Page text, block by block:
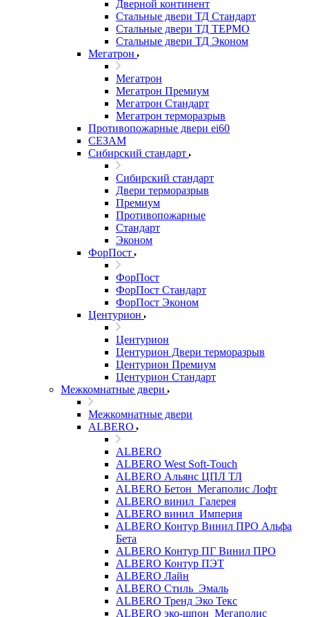
Дверной континент
Стальные двери ТД Стандарт
Стальные двери ТД ТЕРМО
Стальные двери ТД Эконом
Мегатрон
Мегатрон
Мегатрон Премиум
Мегатрон Стандарт
Мегатрон терморазрыв
Противопожарные двери ei60
СЕЗАМ
Сибирский стандарт
Сибирский стандарт
Двери терморазрыв
Премиум
Противопожарные
Стандарт
Эконом
ФорПост
ФорПост
ФорПост Стандарт
ФорПост Эконом
Центурион
Центурион
Центурион Двери терморазрыв
Центурион Премиум
Центурион Стандарт
Межкомнатные двери
Межкомнатные двери
ALBERO
ALBERO
ALBERO West Soft-Touch
ALBERO Альянс ЦПЛ ТЛ
ALBERO Бетон_Мегаполис Лофт
ALBERO винил_Галерея
ALBERO винил_Империя
ALBERO Контур Винил ПРО Альфа
Бета
ALBERO Контур ПГ Винил ПРО
ALBERO Контур ПЭТ
ALBERO Лайн
ALBERO Стиль_Эмаль
ALBERO Тренд Эко Текс
ALBERO эко-шпон_Мегаполис